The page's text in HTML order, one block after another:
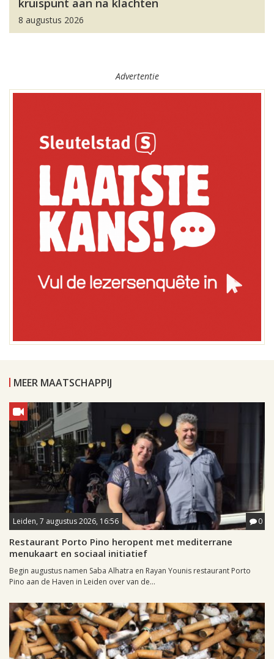
kruispunt aan na klachten
8 augustus 2026
Advertentie
MEER MAATSCHAPPIJ
Leiden, 7 augustus 2026, 16:56 0
Restaurant Porto Pino heropent met mediterrane
menukaart en sociaal initiatief
Begin augustus namen Saba Alhatra en Rayan Younis restaurant Porto
Pino aan de Haven in Leiden over van de...